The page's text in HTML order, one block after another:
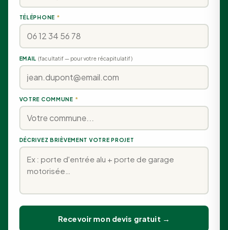
TÉLÉPHONE *
EMAIL (facultatif — pour votre récapitulatif)
VOTRE COMMUNE *
DÉCRIVEZ BRIÈVEMENT VOTRE PROJET
Recevoir mon devis gratuit →